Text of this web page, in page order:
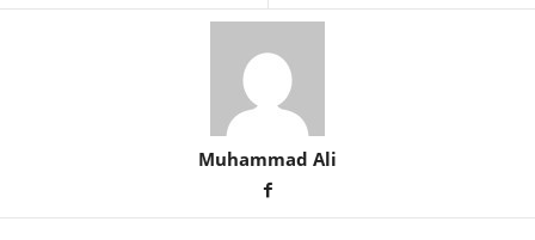
Muhammad Ali